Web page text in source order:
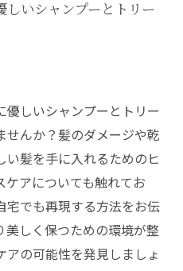
いシャンプーとトリー
優しいシャンプーとトリー
せんか？髪のダメージや乾
髪を手に入れるためのヒ
ケアについても触れてお
宅でも再現する方法をお伝
美しく保つための環境が整
アの可能性を発見しましょ